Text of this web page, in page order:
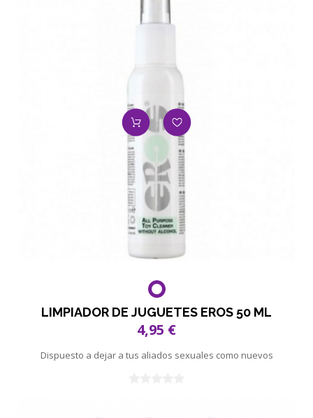
LIMPIADOR DE JUGUETES EROS 50 ML
4,95 €
Dispuesto a dejar a tus aliados sexuales como nuevos